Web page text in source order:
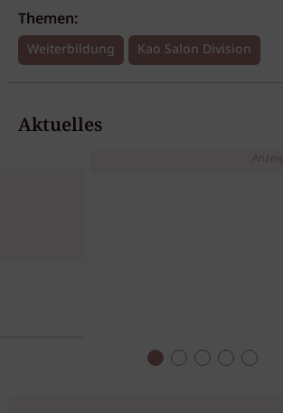
Themen:
Weiterbildung Kao Salon Division
Aktuelles